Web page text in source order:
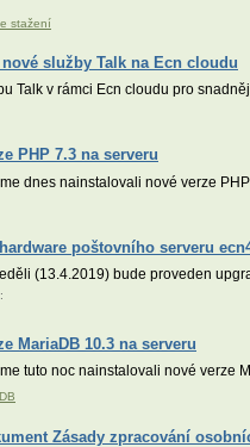
stažení
služby Talk na Ecn cloudu
Talk v rámci Ecn cloudu pro
PHP 7.3 na serveru
dnes nainstalovali nové verze PHP
poštovního serveru
(13.4.2019) bude proveden
MariaDB 10.3 na serveru
tuto noc nainstalovali nové verze
Zásady zpracování